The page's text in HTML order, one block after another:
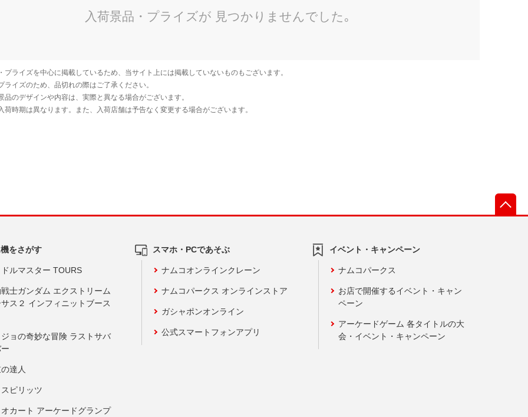
をさがす
ルマスター TOURS
士ガンダム エクストリーム
ス２ インフィニットブース
ョの奇妙な冒険 ラストサバ
達人
ピリッツ
カート アーケードグランプ
スマホ・PCであそぶ
ナムコオンラインクレーン
ナムコパークス オンラインストア
ガシャポンオンライン
公式スマートフォンアプリ
イベント・キャンペーン
ナムコパークス
お店で開催するイベント・キャン
ペーン
アーケードゲーム 各タイトルの大
会・イベント・キャンペーン